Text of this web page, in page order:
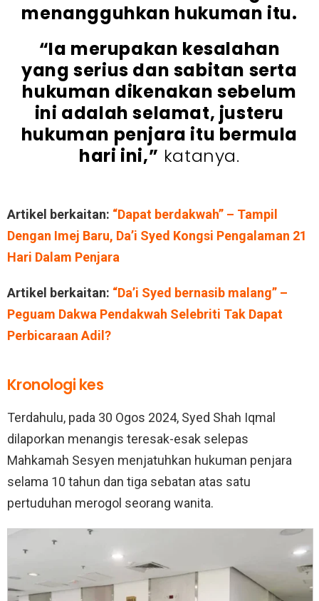
menangguhkan hukuman itu.
“Ia merupakan kesalahan
yang serius dan sabitan serta
hukuman dikenakan sebelum
ini adalah selamat, justeru
hukuman penjara itu bermula
hari ini,” katanya.
Artikel berkaitan: “Dapat berdakwah” – Tampil
Dengan Imej Baru, Da’i Syed Kongsi Pengalaman 21
Hari Dalam Penjara
Artikel berkaitan: “Da’i Syed bernasib malang” –
Peguam Dakwa Pendakwah Selebriti Tak Dapat
Perbicaraan Adil?
Kronologi kes
Terdahulu, pada 30 Ogos 2024, Syed Shah Iqmal
dilaporkan menangis teresak-esak selepas
Mahkamah Sesyen menjatuhkan hukuman penjara
selama 10 tahun dan tiga sebatan atas satu
pertuduhan merogol seorang wanita.